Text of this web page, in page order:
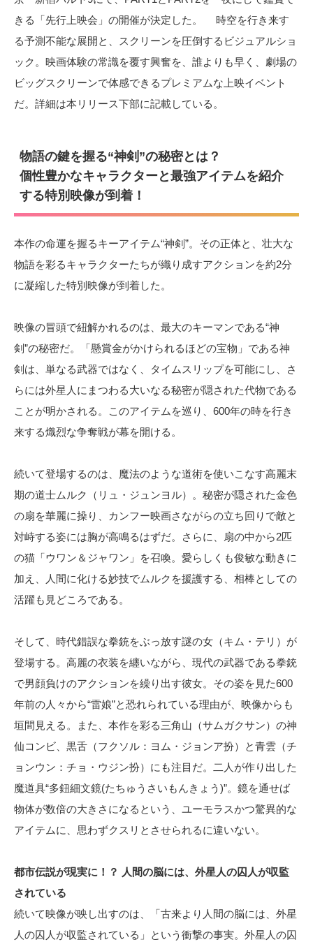
きる「先行上映会」の開催が決定した。 時空を行き来す
る予測不能な展開と、スクリーンを圧倒するビジュアルショ
ック。映画体験の常識を覆す興奮を、誰よりも早く、劇場の
ビッグスクリーンで体感できるプレミアムな上映イベント
だ。詳細は本リリース下部に記載している。
物語の鍵を握る“神剣”の秘密とは？
個性豊かなキャラクターと最強アイテムを紹介
する特別映像が到着！
本作の命運を握るキーアイテム“神剣”。その正体と、壮大な
物語を彩るキャラクターたちが織り成すアクションを約2分
に凝縮した特別映像が到着した。
映像の冒頭で紐解かれるのは、最大のキーマンである“神
剣”の秘密だ。「懸賞金がかけられるほどの宝物」である神
剣は、単なる武器ではなく、タイムスリップを可能にし、さ
らには外星人にまつわる大いなる秘密が隠された代物である
ことが明かされる。このアイテムを巡り、600年の時を行き
来する熾烈な争奪戦が幕を開ける。
続いて登場するのは、魔法のような道術を使いこなす高麗末
期の道士ムルク（リュ・ジュンヨル）。秘密が隠された金色
の扇を華麗に操り、カンフー映画さながらの立ち回りで敵と
対峙する姿には胸が高鳴るはずだ。さらに、扇の中から2匹
の猫「ウワン＆ジャワン」を召喚。愛らしくも俊敏な動きに
加え、人間に化ける妙技でムルクを援護する、相棒としての
活躍も見どころである。
そして、時代錯誤な拳銃をぶっ放す謎の女（キム・テリ）が
登場する。高麗の衣装を纏いながら、現代の武器である拳銃
で男顔負けのアクションを繰り出す彼女。その姿を見た600
年前の人々から“雷娘”と恐れられている理由が、映像からも
垣間見える。また、本作を彩る三角山（サムガクサン）の神
仙コンビ、黒舌（フクソル：ヨム・ジョンア扮）と青雲（チ
ョンウン：チョ・ウジン扮）にも注目だ。二人が作り出した
魔道具“多鈕細文鏡(たちゅうさいもんきょう)”。鏡を通せば
物体が数倍の大きさになるという、ユーモラスかつ驚異的な
アイテムに、思わずクスリとさせられるに違いない。
都市伝説が現実に！？ 人間の脳には、外星人の囚人が収監
されている
続いて映像が映し出すのは、「古来より人間の脳には、外星
人の囚人が収監されている」という衝撃の事実。外星人の囚